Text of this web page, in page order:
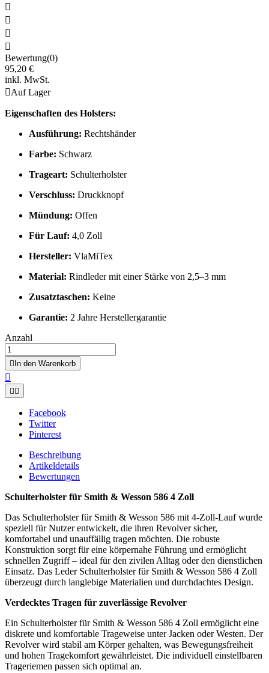




Bewertung(0)
95,20 €
inkl. MwSt.
Auf Lager
Eigenschaften des Holsters:
Ausführung: Rechtshänder
Farbe: Schwarz
Trageart: Schulterholster
Verschluss: Druckknopf
Mündung: Offen
Für Lauf: 4,0 Zoll
Hersteller: VlaMiTex
Material: Rindleder mit einer Stärke von 2,5–3 mm
Zusatztaschen: Keine
Garantie: 2 Jahre Herstellergarantie
Anzahl
In den Warenkorb


Facebook
Twitter
Pinterest
Beschreibung
Artikeldetails
Bewertungen
Schulterholster für Smith & Wesson 586 4 Zoll
Das Schulterholster für Smith & Wesson 586 mit 4-Zoll-Lauf wurde
speziell für Nutzer entwickelt, die ihren Revolver sicher,
komfortabel und unauffällig tragen möchten. Die robuste
Konstruktion sorgt für eine körpernahe Führung und ermöglicht
schnellen Zugriff – ideal für den zivilen Alltag oder den dienstlichen
Einsatz. Das Leder Schulterholster für Smith & Wesson 586 4 Zoll
überzeugt durch langlebige Materialien und durchdachtes Design.
Verdecktes Tragen für zuverlässige Revolver
Ein Schulterholster für Smith & Wesson 586 4 Zoll ermöglicht eine
diskrete und komfortable Trageweise unter Jacken oder Westen. Der
Revolver wird stabil am Körper gehalten, was Bewegungsfreiheit
und hohen Tragekomfort gewährleistet. Die individuell einstellbaren
Trageriemen passen sich optimal an.